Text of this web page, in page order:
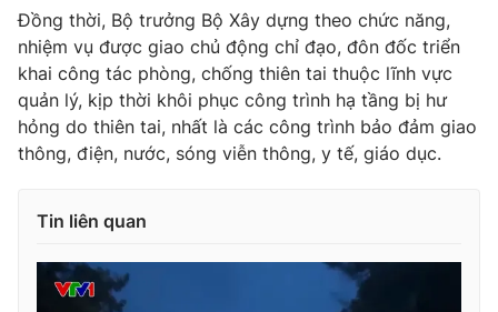
Ðiện thoại Thời báo VTV:
024.66 897 897
Email:toasoan@vtv.vn
Liên hệ quảng cáo:024-7300.7108
Đồng thời, Bộ trưởng Bộ Xây dựng theo chức năng,
nhiệm vụ được giao chủ động chỉ đạo, đôn đốc triển
khai công tác phòng, chống thiên tai thuộc lĩnh vực
quản lý, kịp thời khôi phục công trình hạ tầng bị hư
hỏng do thiên tai, nhất là các công trình bảo đảm giao
thông, điện, nước, sóng viễn thông, y tế, giáo dục.
Tin liên quan